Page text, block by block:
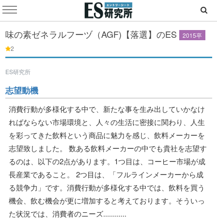
味の素ゼネラルフーヅ（AGF)【落選】のES
2015卒
2
ES研究所
志望動機
消費行動が多様化する中で、新たな事を生み出していかなけ
ればならない市場環境と、人々の生活に密接に関わり、人生
を彩ってきた飲料という商品に魅力を感じ、飲料メーカーを
志望致しました。 数ある飲料メーカーの中でも貴社を志望す
るのは、以下の2点があります。1つ目は、コーヒー市場が成
長産業であること。 2つ目は、「フルラインメーカーから成
る競争力」です。消費行動が多様化する中では、飲料を買う
機会、飲む機会が更に増加すると考えております。そういっ
た状況では、消費者のニーズ............